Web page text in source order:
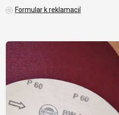
Formular k reklamacií